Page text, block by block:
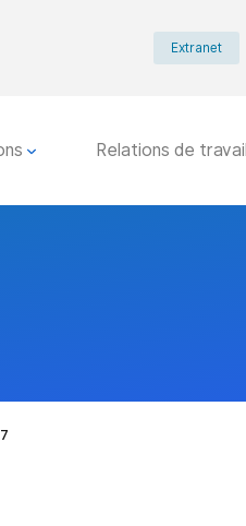
Extranet
Relations de